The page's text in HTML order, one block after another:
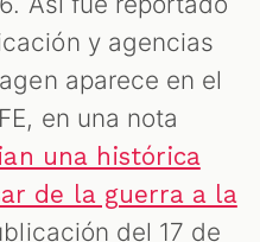
y agencias
aparece en el
en una nota
una histórica
de la guerra a la
del 17 de